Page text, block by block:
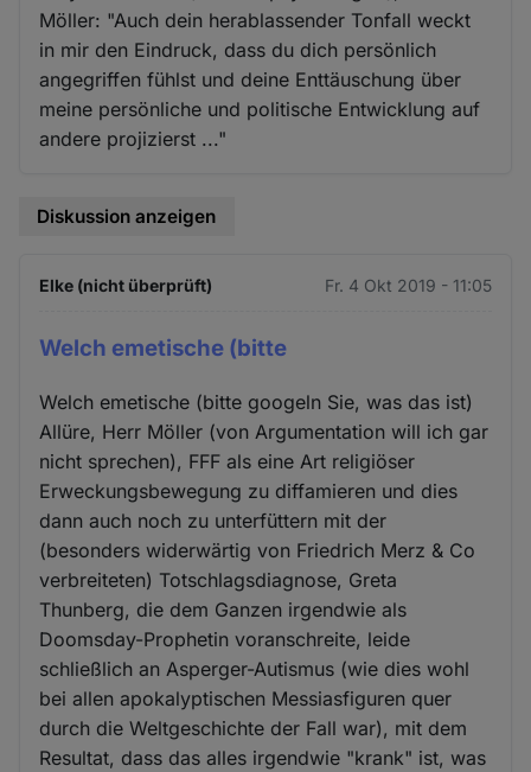
Möller: "Auch dein herablassender Tonfall weckt
in mir den Eindruck, dass du dich persönlich
angegriffen fühlst und deine Enttäuschung über
meine persönliche und politische Entwicklung auf
andere projizierst ..."
Diskussion anzeigen
Elke (nicht überprüft) Fr. 4 Okt 2019 - 11:05
Welch emetische (bitte
Welch emetische (bitte googeln Sie, was das ist)
Allüre, Herr Möller (von Argumentation will ich gar
nicht sprechen), FFF als eine Art religiöser
Erweckungsbewegung zu diffamieren und dies
dann auch noch zu unterfüttern mit der
(besonders widerwärtig von Friedrich Merz & Co
verbreiteten) Totschlagsdiagnose, Greta
Thunberg, die dem Ganzen irgendwie als
Doomsday-Prophetin voranschreite, leide
schließlich an Asperger-Autismus (wie dies wohl
bei allen apokalyptischen Messiasfiguren quer
durch die Weltgeschichte der Fall war), mit dem
Resultat, dass das alles irgendwie "krank" ist, was